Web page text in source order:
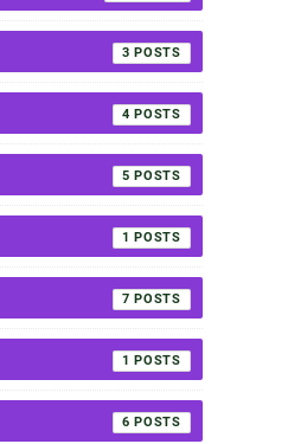
3
4
5
1
7
1
6